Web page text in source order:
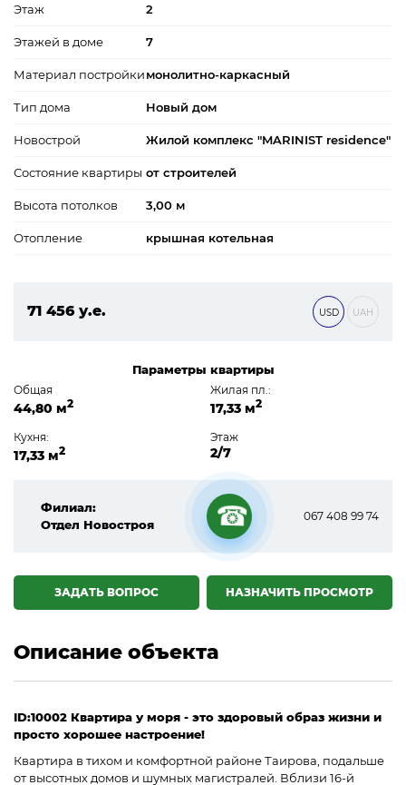
Этаж 2
Этажей в доме 7
Материал постройкимонолитно-каркасный
Тип дома Новый дом
Новострой Жилой комплекс "MARINIST residence"
Состояние квартиры от строителей
Высота потолков 3,00 м
Отопление крышная котельная
71 456 у.е.
USD UAH
Параметры квартиры
Общая
44,80 м2
Жилая пл.:
17,33 м2
Кухня:
17,33 м2
Этаж
2/7
Филиал:
Отдел Новостроя
☎
067 408 99 74
НАЗНАЧИТЬ ПРОСМОТР
ЗАДАТЬ ВОПРОС
Описание объекта
ID:10002 Квартира у моря - это здоровый образ жизни и
просто хорошее настроение!
Квартира в тихом и комфортной районе Таирова, подальше
от высотных домов и шумных магистралей. Вблизи 16-й